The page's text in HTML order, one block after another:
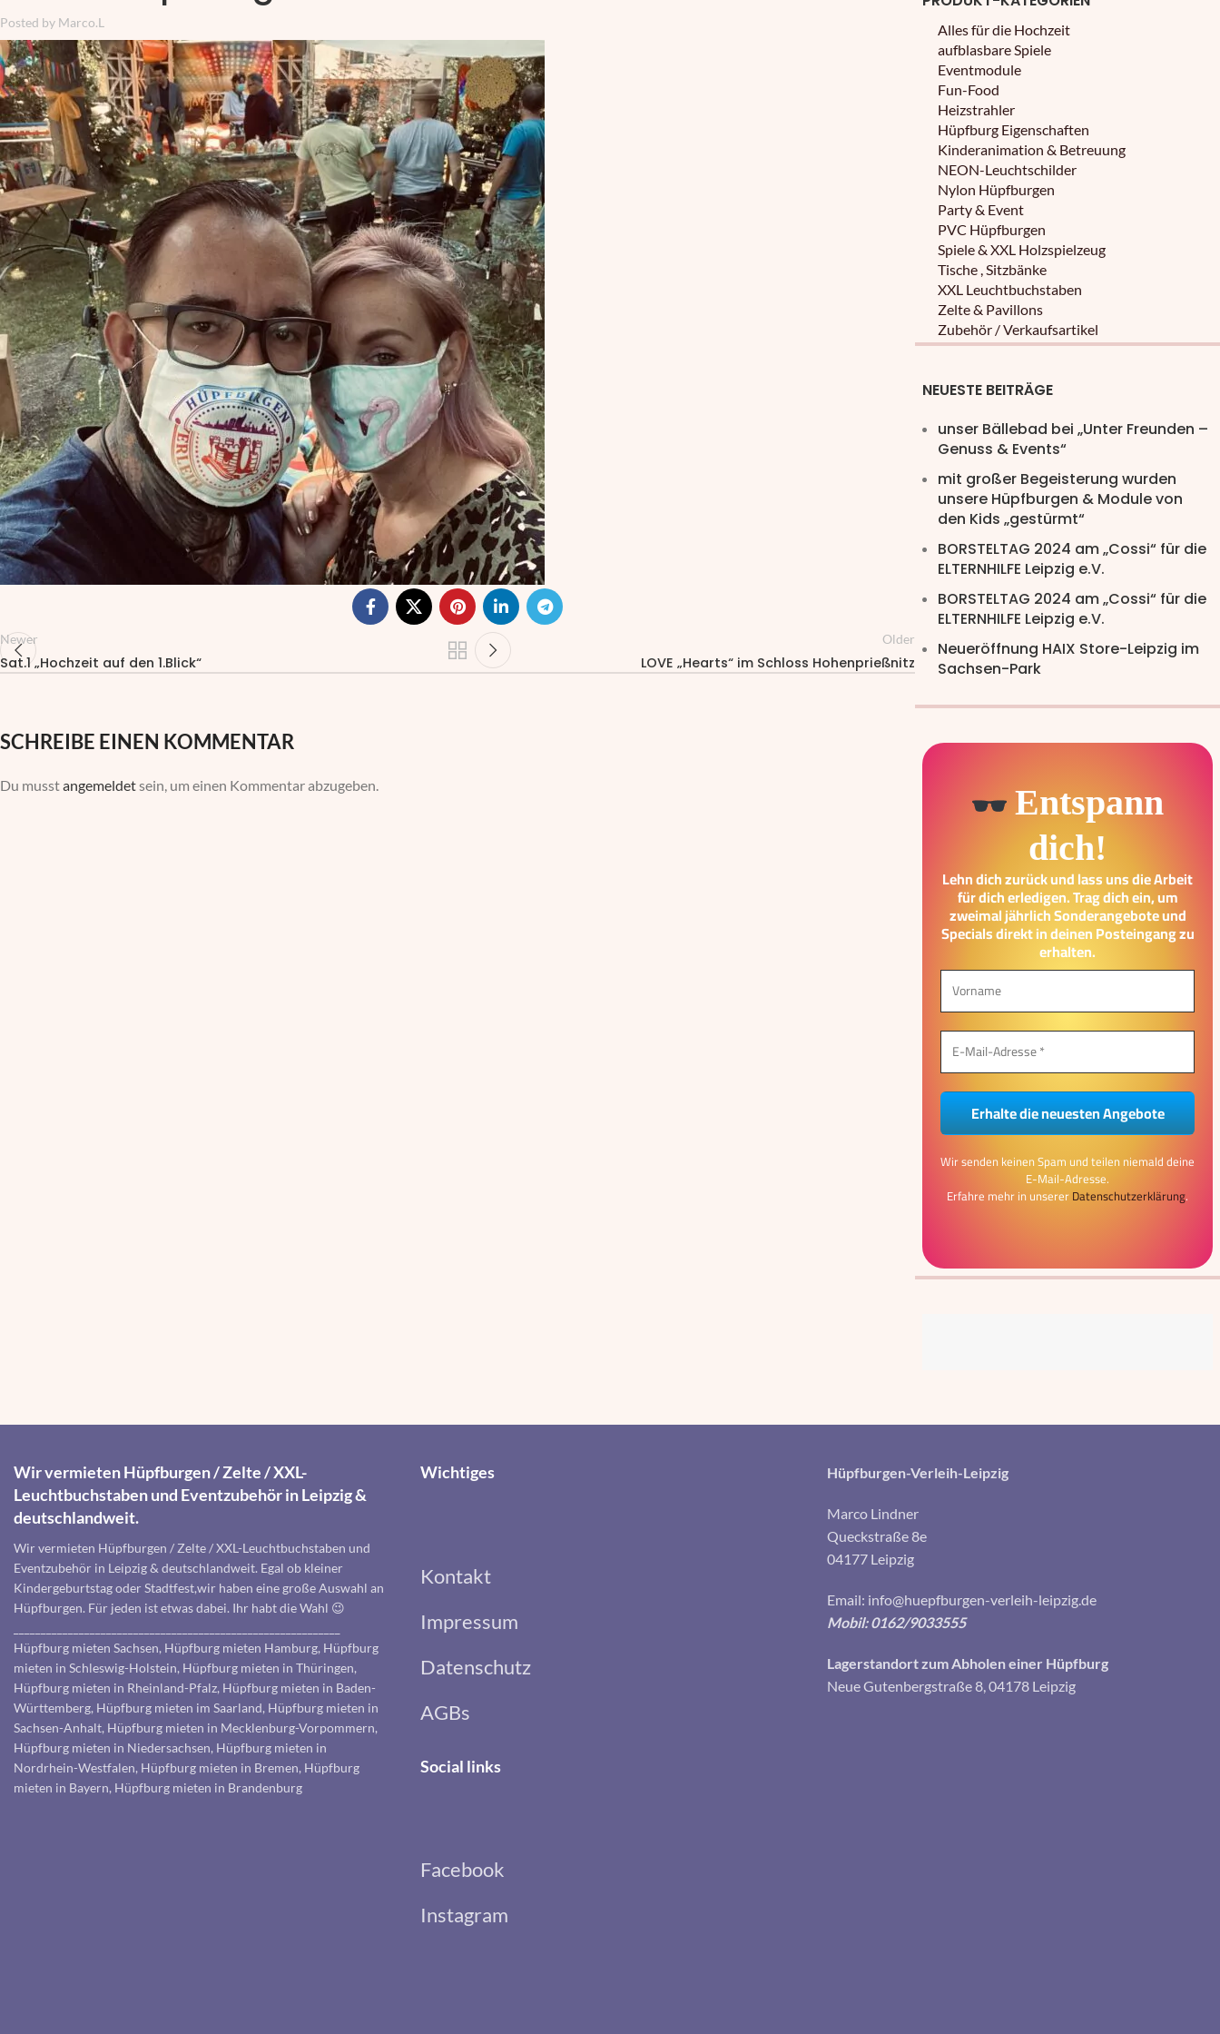
Posted by Marco.L
Newer
Sat.1 „Hochzeit auf den 1.Blick“
Older
LOVE „Hearts“ im Schloss Hohenprießnitz
SCHREIBE EINEN KOMMENTAR
Du musstangemeldetsein, um einen Kommentar abzugeben.
Alles für die Hochzeit
aufblasbare Spiele
Eventmodule
Fun-Food
Heizstrahler
Hüpfburg Eigenschaften
Kinderanimation & Betreuung
NEON-Leuchtschilder
Nylon Hüpfburgen
Party & Event
PVC Hüpfburgen
Spiele & XXL Holzspielzeug
Tische , Sitzbänke
XXL Leuchtbuchstaben
Zelte & Pavillons
Zubehör / Verkaufsartikel
NEUESTE BEITRÄGE
unser Bällebad bei „Unter Freunden –
Genuss & Events“
mit großer Begeisterung wurden
unsere Hüpfburgen & Module von
den Kids „gestürmt“
BORSTELTAG 2024 am „Cossi“ für die
ELTERNHILFE Leipzig e.V.
BORSTELTAG 2024 am „Cossi“ für die
ELTERNHILFE Leipzig e.V.
Neueröffnung HAIX Store-Leipzig im
Sachsen-Park
Entspann
dich!
Lehn dich zurück und lass uns die Arbeit
für dich erledigen. Trag dich ein, um
zweimal jährlich Sonderangebote und
Specials direkt in deinen Posteingang zu
erhalten.
Wir senden keinen Spam und teilen niemald deine
E-Mail-Adresse.
Erfahre mehr in unsererDatenschutzerklärung.
Wir vermieten Hüpfburgen / Zelte / XXL-
Leuchtbuchstaben und Eventzubehör in Leipzig &
deutschlandweit.
Wir vermieten Hüpfburgen / Zelte / XXL-Leuchtbuchstaben und
Eventzubehör in Leipzig & deutschlandweit. Egal ob kleiner
Kindergeburtstag oder Stadtfest,wir haben eine große Auswahl an
Hüpfburgen. Für jeden ist etwas dabei. Ihr habt die Wahl 😉
Hüpfburg mieten Sachsen, Hüpfburg mieten Hamburg, Hüpfburg
mieten in Schleswig-Holstein, Hüpfburg mieten in Thüringen,
Hüpfburg mieten in Rheinland-Pfalz, Hüpfburg mieten in Baden-
Württemberg, Hüpfburg mieten im Saarland, Hüpfburg mieten in
Sachsen-Anhalt, Hüpfburg mieten in Mecklenburg-Vorpommern,
Hüpfburg mieten in Niedersachsen, Hüpfburg mieten in
Nordrhein-Westfalen, Hüpfburg mieten in Bremen, Hüpfburg
mieten in Bayern, Hüpfburg mieten in Brandenburg
Wichtiges
Kontakt
Impressum
Datenschutz
AGBs
Social links
Facebook
Instagram
Hüpfburgen-Verleih-Leipzig
Marco Lindner
Queckstraße 8e
04177 Leipzig
Email: info@huepfburgen-verleih-leipzig.de
Mobil: 0162/9033555
Lagerstandort zum Abholen einer Hüpfburg
Neue Gutenbergstraße 8, 04178 Leipzig